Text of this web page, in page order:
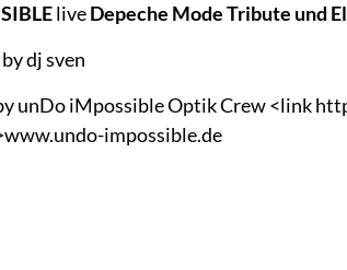
liveDepeche Mode Tribute und
dj sven
unDo iMpossible Optik Crew <link
impossible.de